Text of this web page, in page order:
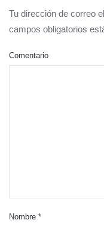
Tu dirección de correo
campos obligatorios
Comentario
Nombre *